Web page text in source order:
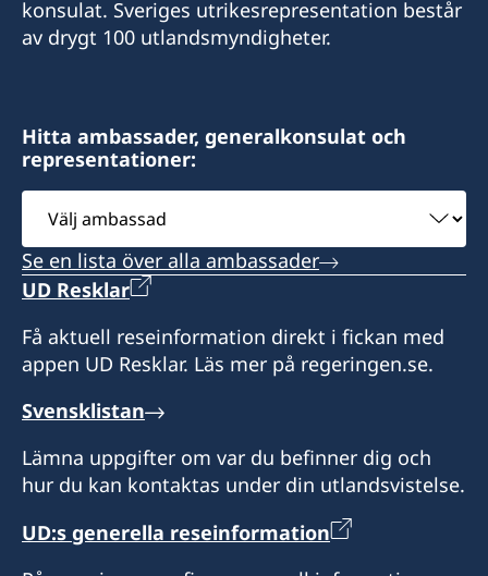
konsulat. Sveriges utrikesrepresentation består
av drygt 100 utlandsmyndigheter.
Hitta ambassader, generalkonsulat och
representationer:
Välj
ambassad
Se en lista över alla ambassader
UD Resklar
Få aktuell reseinformation direkt i fickan med
appen UD Resklar. Läs mer på regeringen.se.
Svensklistan
Lämna uppgifter om var du befinner dig och
hur du kan kontaktas under din utlandsvistelse.
UD:s generella reseinformation